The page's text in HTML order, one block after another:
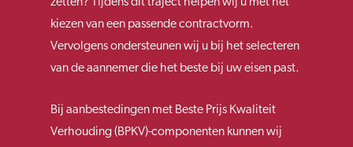
kiezen van een passende contractvorm.
Vervolgens ondersteunen wij u bij het selecteren
van de aannemer die het beste bij uw eisen past.
Bij aanbestedingen met Beste Prijs Kwaliteit
Verhouding (BPKV)-componenten kunnen wij